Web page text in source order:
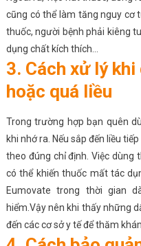
cũng có thể làm tăng nguy cơ
thuốc, người bệnh phải kiêng
dụng chất kích thích…
3. Cách xử lý
hoặc quá liều
Trong trường hợp bạn quên
khi nhớ ra. Nếu sắp đến liều
theo đúng chỉ định. Việc dùng
có thể khiến thuốc mất tác
Eumovate trong thời gian
hiểm.Vậy nên khi thấy những
đến các cơ sở y tế để thăm